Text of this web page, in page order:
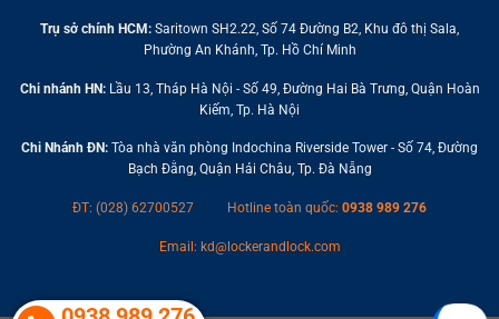
Trụ sở chính HCM: Saritown SH2.22, Số 74 Đường B2, Khu đô thị Sala,
Phường An Khánh, Tp. Hồ Chí Minh
Chi nhánh HN:Lầu 13, Tháp Hà Nội - Số 49, Đường Hai Bà Trưng, Quận Hoàn
Kiếm, Tp. Hà Nội
Chi Nhánh ĐN: Tòa nhà văn phòng Indochina Riverside Tower - Số 74, Đường
Bạch Đằng, Quận Hải Châu, Tp. Đà Nẵng
ĐT: (028) 62700527 Hotline toàn quốc: 0938 989 276
Email: kd@lockerandlock.com